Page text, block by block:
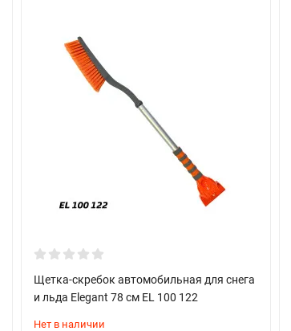
Щетка-скребок автомобильная для снега
и льда Elegant 78 см EL 100 122
Нет в наличии